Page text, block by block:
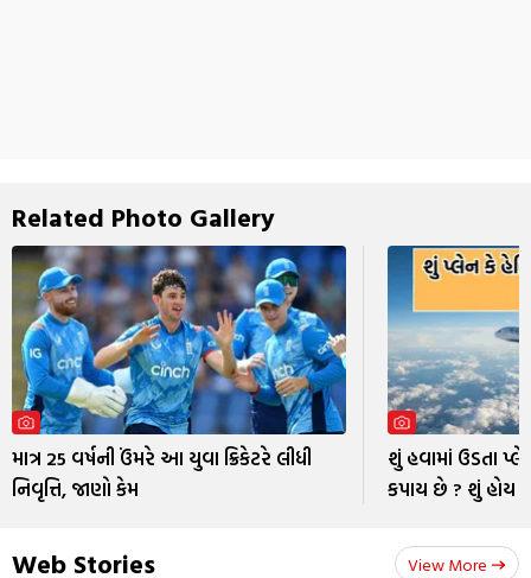
Related Photo Gallery
માત્ર 25 વર્ષની ઉંમરે આ યુવા ક્રિકેટરે લીધી
નિવૃત્તિ, જાણો કેમ
શું હવામાં ઉડતા
કપાય છે ? શું હોય
Web Stories View More